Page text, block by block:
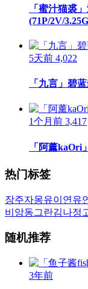
「蜜汁猫裘
(71P/2V/
5天前 4,022
「九言」碧
1个月前 3,417
「阿薰kaOri
热门标签
장주자몽유이 연유
비앙동그란김나정
随机推荐
3年前